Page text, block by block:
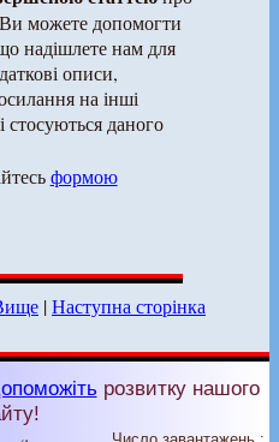
можете допомогти
надішлете нам для
описи,
на інші
стосуються даного
формою
|Наступна сторінка
розвитку нашого